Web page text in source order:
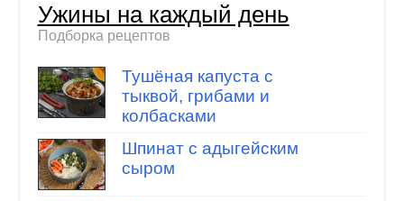
Ужины на каждый день
Подборка рецептов
Тушёная капуста с
тыквой, грибами и
колбасками
Шпинат с адыгейским
сыром